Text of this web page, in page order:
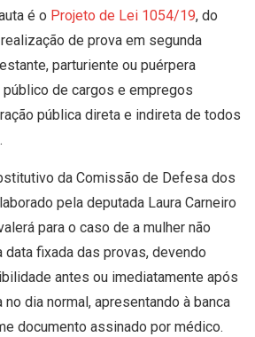
é o Projeto de Lei 1054/19, do
de prova em segunda
parturiente ou puérpera
de cargos e empregos
pública direta e indireta de todos
da Comissão de Defesa dos
pela deputada Laura Carneiro
para o caso de a mulher não
data fixada das provas, devendo
antes ou imediatamente após
dia normal, apresentando à banca
documento assinado por médico.